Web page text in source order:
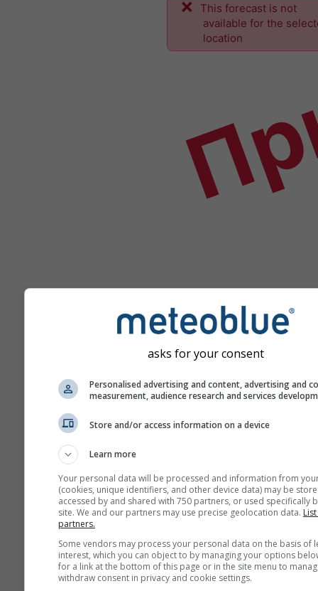
This forecast is not
available for the
location
Помощь
Больше погодных данных
Метеограммы
AIR
asks for your consent
Personalised advertising and content, advertising and
measurement, audience research and services
Store and/or access information on a device
Learn more
Your personal data will be processed and information from
(cookies, unique identifiers, and other device data) may be
accessed by and shared with 750 partners, or used specifically
site. We and our partners may use precise geolocation data.
partners.
Some vendors may process your personal data on the basis of
interest, which you can object to by managing your options
for a link at the bottom of this page or in the site menu to
withdraw consent in privacy and cookie settings.